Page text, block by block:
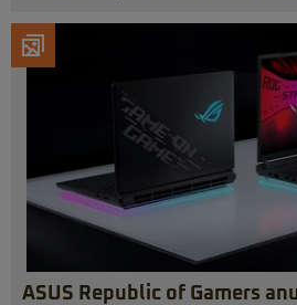
ASUS Republic of Gamers